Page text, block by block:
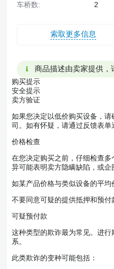
车桥数: 2
索取更多信息
商品描述由卖家提供，
购买提示
安全提示
卖方验证
如果您决定以低价购买设备，
司。如有怀疑，请通过反馈表单
价格检查
在您决定购买之前，仔细检查
异可能表明卖方隐瞒缺陷，或企
如某产品价格与类似设备的平均
不要同意可疑的提供抵押和预
可疑预付款
这种类型的欺诈最为常见。进
系。
此类欺诈的变种可能包括：